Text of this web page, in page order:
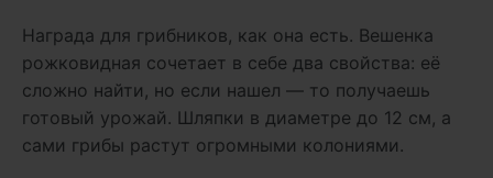
Награда для грибников, как она есть. Вешенка
рожковидная сочетает в себе два свойства: её
сложно найти, но если нашел — то получаешь
готовый урожай. Шляпки в диаметре до 12 см, а
сами грибы растут огромными колониями.